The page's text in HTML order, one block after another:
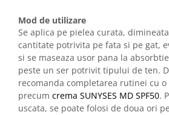
Mod de utilizare
Se aplica pe pielea curata,
cantitate potrivita pe fata si pe gat,
si se maseaza usor pana la
peste un ser potrivit tipului de ten.
recomanda completarea rutinei cu o
precum crema SUNYSES MD SPF50.
uscata, se poate folosi de doua ori